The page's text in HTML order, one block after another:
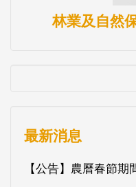
林業及自然
最新消息
【公告】農曆春節